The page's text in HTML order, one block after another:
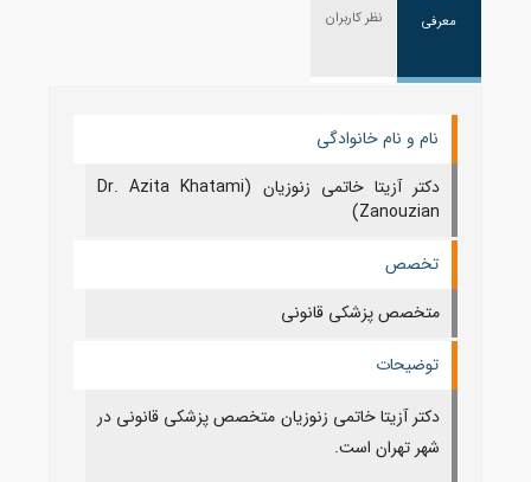
معرفی نظر کاربران
نام و نام خانوادگی
دکتر آزیتا خاتمی زنوزیان (Dr. Azita Khatami
Zanouzian)
تخصص
متخصص پزشکی قانونی
توضیحات
دکتر آزیتا خاتمی زنوزیان متخصص پزشکی قانونی در
شهر تهران است.